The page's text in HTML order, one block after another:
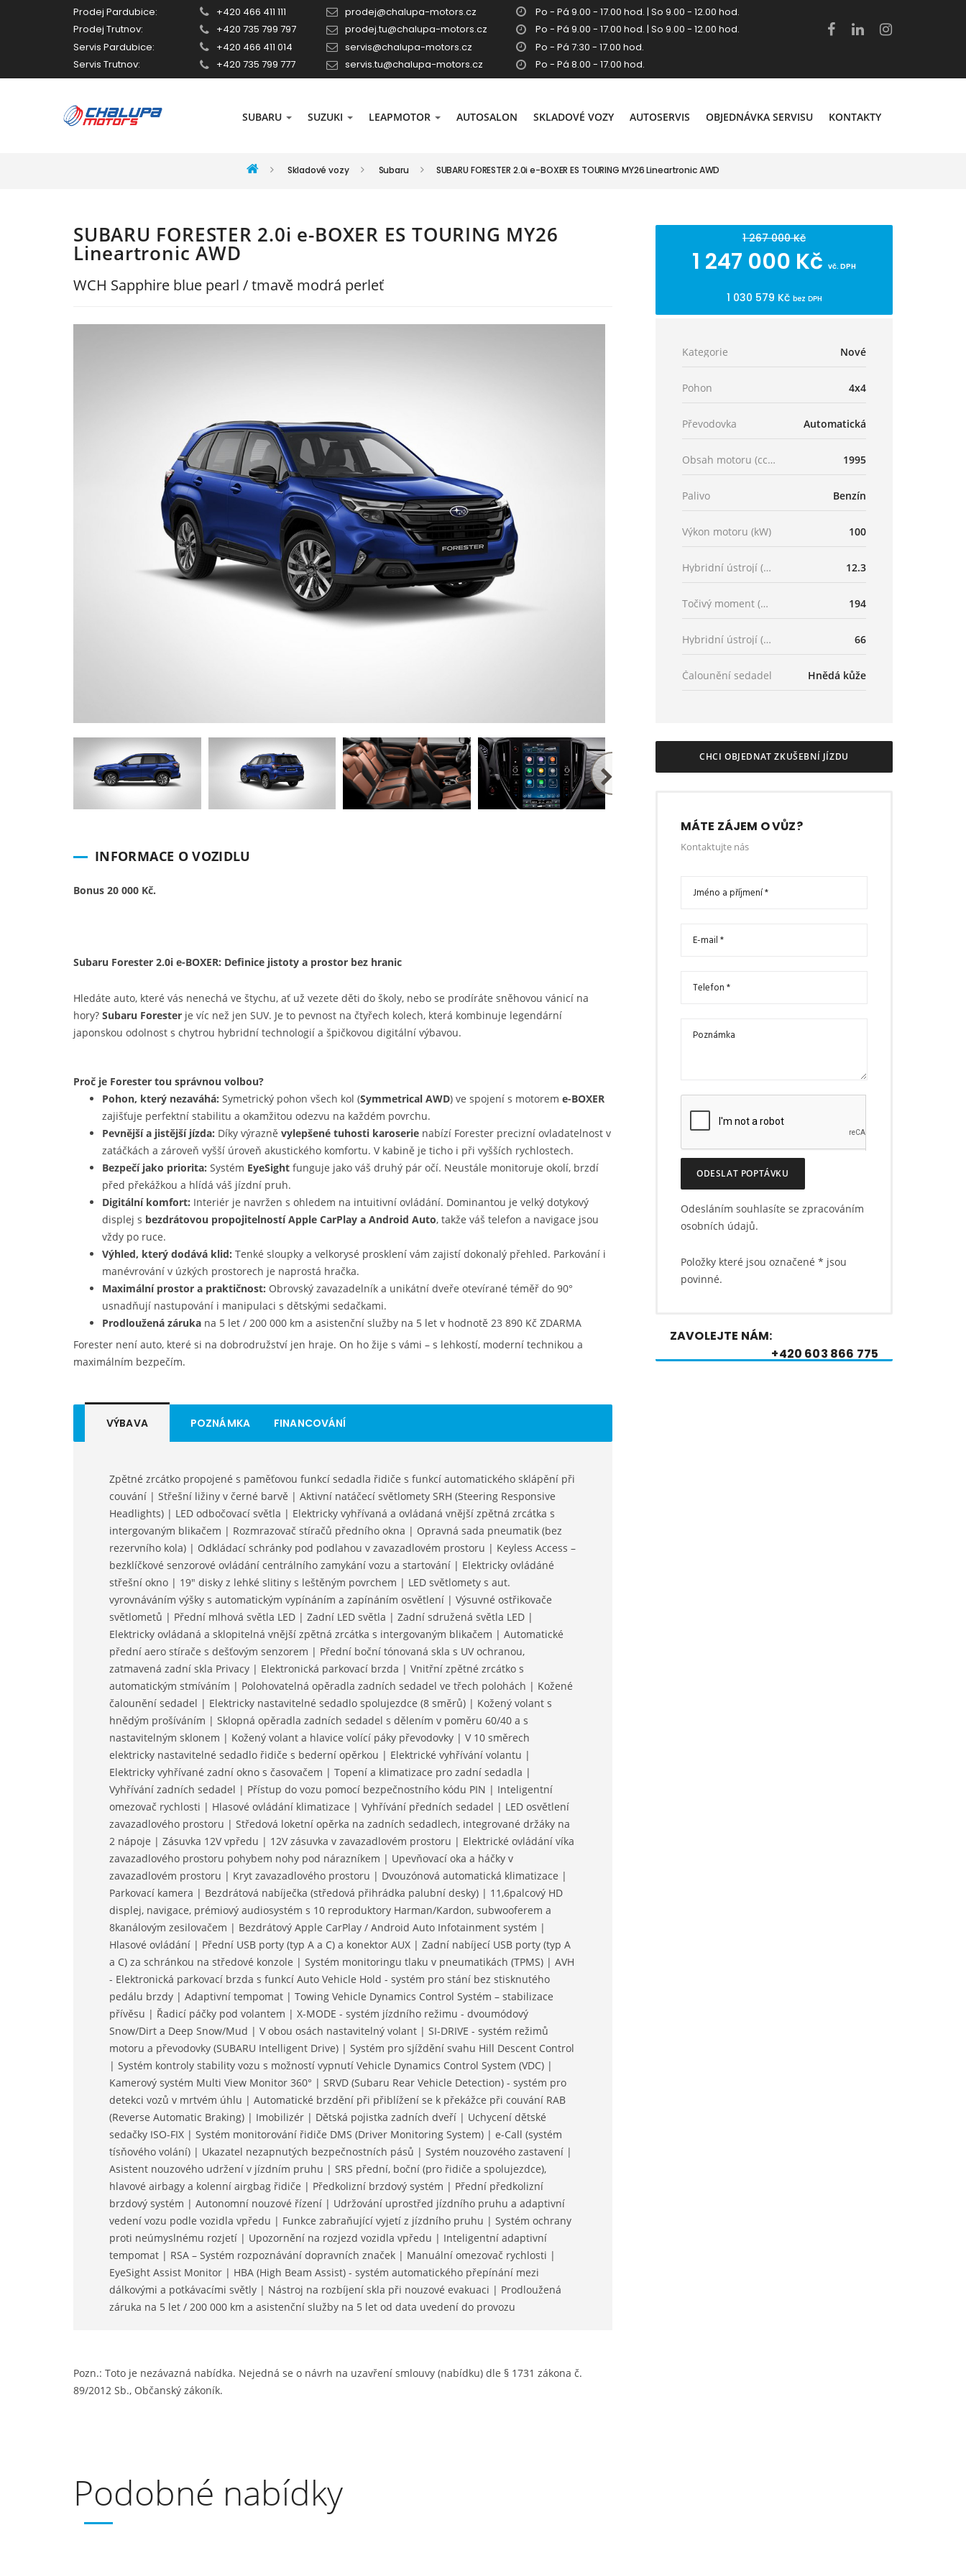
Prodej Pardubice: +420 466 411 111 prodej@chalupa-motors.cz
Po - Pá 9.00 - 17.00 hod. | So 9.00 - 12.00 hod.
Prodej Trutnov:
+420 735 799 797 prodej.tu@chalupa-motors.cz
Po - Pá 9.00 - 17.00 hod. | So 9.00 - 12.00 hod.
Servis Pardubice:
+420 466 411 014 servis@chalupa-motors.cz
Po - Pá 7:30 - 17.00 hod.
Servis Trutnov:
+420 735 799 777 servis.tu@chalupa-motors.cz Po - Pá 8.00 - 17.00 hod.
SUBARU SUZUKI LEAPMOTOR AUTOSALON SKLADOVÉ VOZY AUTOSERVIS OBJEDNÁVKA SERVISU KONTAKTY
Skladové vozy Subaru SUBARU FORESTER 2.0i e-BOXER ES TOURING MY26 Lineartronic AWD
SUBARU FORESTER 2.0i e-BOXER ES TOURING MY26
Lineartronic AWD
WCH Sapphire blue pearl / tmavě modrá perleť
INFORMACE O VOZIDLU
Bonus 20 000 Kč.
Subaru Forester 2.0i e-BOXER: Definice jistoty a prostor bez hranic
Hledáte auto, které vás nenechá ve štychu, ať už vezete děti do školy, nebo se prodíráte sněhovou vánicí na
hory? Subaru Forester je víc než jen SUV. Je to pevnost na čtyřech kolech, která kombinuje legendární
japonskou odolnost s chytrou hybridní technologií a špičkovou digitální výbavou.
Proč je Forester tou správnou volbou?
Pohon, který nezaváhá: Symetrický pohon všech kol (Symmetrical AWD) ve spojení s motorem e-BOXER
zajišťuje perfektní stabilitu a okamžitou odezvu na každém povrchu.
Pevnější a jistější jízda: Díky výrazně vylepšené tuhosti karoserie nabízí Forester precizní ovladatelnost v
zatáčkách a zároveň vyšší úroveň akustického komfortu. V kabině je ticho i při vyšších rychlostech.
Bezpečí jako priorita: Systém EyeSight funguje jako váš druhý pár očí. Neustále monitoruje okolí, brzdí
před překážkou a hlídá váš jízdní pruh.
Digitální komfort: Interiér je navržen s ohledem na intuitivní ovládání. Dominantou je velký dotykový
displej s bezdrátovou propojitelností Apple CarPlay a Android Auto, takže váš telefon a navigace jsou
vždy po ruce.
Výhled, který dodává klid: Tenké sloupky a velkorysé prosklení vám zajistí dokonalý přehled. Parkování i
manévrování v úzkých prostorech je naprostá hračka.
Maximální prostor a praktičnost: Obrovský zavazadelník a unikátní dveře otevírané téměř do 90°
usnadňují nastupování i manipulaci s dětskými sedačkami.
Prodloužená záruka na 5 let / 200 000 km a asistenční služby na 5 let v hodnotě 23 890 Kč ZDARMA
Forester není auto, které si na dobrodružství jen hraje. On ho žije s vámi – s lehkostí, moderní technikou a
maximálním bezpečím.
VÝBAVA POZNÁMKA FINANCOVÁNÍ
Zpětné zrcátko propojené s paměťovou funkcí sedadla řidiče s funkcí automatického sklápění při
couvání | Střešní ližiny v černé barvě | Aktivní natáčecí světlomety SRH (Steering Responsive
Headlights) | LED odbočovací světla | Elektricky vyhřívaná a ovládaná vnější zpětná zrcátka s
intergovaným blikačem | Rozmrazovač stíračů předního okna | Opravná sada pneumatik (bez
rezervního kola) | Odkládací schránky pod podlahou v zavazadlovém prostoru | Keyless Access –
bezklíčkové senzorové ovládání centrálního zamykání vozu a startování | Elektricky ovládáné
střešní okno | 19" disky z lehké slitiny s leštěným povrchem | LED světlomety s aut.
vyrovnáváním výšky s automatickým vypínáním a zapínáním osvětlení | Výsuvné ostřikovače
světlometů | Přední mlhová světla LED | Zadní LED světla | Zadní sdružená světla LED |
Elektricky ovládaná a sklopitelná vnější zpětná zrcátka s intergovaným blikačem | Automatické
přední aero stírače s dešťovým senzorem | Přední boční tónovaná skla s UV ochranou,
zatmavená zadní skla Privacy | Elektronická parkovací brzda | Vnitřní zpětné zrcátko s
automatickým stmíváním | Polohovatelná opěradla zadních sedadel ve třech polohách | Kožené
čalounění sedadel | Elektricky nastavitelné sedadlo spolujezdce (8 směrů) | Kožený volant s
hnědým prošíváním | Sklopná opěradla zadních sedadel s dělením v poměru 60/40 a s
nastavitelným sklonem | Kožený volant a hlavice volící páky převodovky | V 10 směrech
elektricky nastavitelné sedadlo řidiče s bederní opěrkou | Elektrické vyhřívání volantu |
Elektricky vyhřívané zadní okno s časovačem | Topení a klimatizace pro zadní sedadla |
Vyhřívání zadních sedadel | Přístup do vozu pomocí bezpečnostního kódu PIN | Inteligentní
omezovač rychlosti | Hlasové ovládání klimatizace | Vyhřívání předních sedadel | LED osvětlení
zavazadlového prostoru | Středová loketní opěrka na zadních sedadlech, integrované držáky na
2 nápoje | Zásuvka 12V vpředu | 12V zásuvka v zavazadlovém prostoru | Elektrické ovládání víka
zavazadlového prostoru pohybem nohy pod nárazníkem | Upevňovací oka a háčky v
zavazadlovém prostoru | Kryt zavazadlového prostoru | Dvouzónová automatická klimatizace |
Parkovací kamera | Bezdrátová nabíječka (středová přihrádka palubní desky) | 11,6palcový HD
displej, navigace, prémiový audiosystém s 10 reproduktory Harman/Kardon, subwooferem a
8kanálovým zesilovačem | Bezdrátový Apple CarPlay / Android Auto Infotainment systém |
Hlasové ovládání | Přední USB porty (typ A a C) a konektor AUX | Zadní nabíjecí USB porty (typ A
a C) za schránkou na středové konzole | Systém monitoringu tlaku v pneumatikách (TPMS) | AVH
- Elektronická parkovací brzda s funkcí Auto Vehicle Hold - systém pro stání bez stisknutého
pedálu brzdy | Adaptivní tempomat | Towing Vehicle Dynamics Control Systém – stabilizace
přívěsu | Řadicí páčky pod volantem | X-MODE - systém jízdního režimu - dvoumódový
Snow/Dirt a Deep Snow/Mud | V obou osách nastavitelný volant | SI-DRIVE - systém režimů
motoru a převodovky (SUBARU Intelligent Drive) | Systém pro sjíždění svahu Hill Descent Control
| Systém kontroly stability vozu s možností vypnutí Vehicle Dynamics Control System (VDC) |
Kamerový systém Multi View Monitor 360° | SRVD (Subaru Rear Vehicle Detection) - systém pro
detekci vozů v mrtvém úhlu | Automatické brzdění při přiblížení se k překážce při couvání RAB
(Reverse Automatic Braking) | Imobilizér | Dětská pojistka zadních dveří | Uchycení dětské
sedačky ISO-FIX | Systém monitorování řidiče DMS (Driver Monitoring System) | e-Call (systém
tísňového volání) | Ukazatel nezapnutých bezpečnostních pásů | Systém nouzového zastavení |
Asistent nouzového udržení v jízdním pruhu | SRS přední, boční (pro řidiče a spolujezdce),
hlavové airbagy a kolenní airgbag řidiče | Předkolizní brzdový systém | Přední předkolizní
brzdový systém | Autonomní nouzové řízení | Udržování uprostřed jízdního pruhu a adaptivní
vedení vozu podle vozidla vpředu | Funkce zabraňující vyjetí z jízdního pruhu | Systém ochrany
proti neúmyslnému rozjetí | Upozornění na rozjezd vozidla vpředu | Inteligentní adaptivní
tempomat | RSA – Systém rozpoznávání dopravních značek | Manuální omezovač rychlosti |
EyeSight Assist Monitor | HBA (High Beam Assist) - systém automatického přepínání mezi
dálkovými a potkávacími světly | Nástroj na rozbíjení skla při nouzové evakuaci | Prodloužená
záruka na 5 let / 200 000 km a asistenční služby na 5 let od data uvedení do provozu
Pozn.: Toto je nezávazná nabídka. Nejedná se o návrh na uzavření smlouvy (nabídku) dle § 1731 zákona č.
89/2012 Sb., Občanský zákoník.
1 267 000 Kč
1 247 000 Kč vč. DPH
1 030 579 Kč bez DPH
Kategorie Nové
Pohon 4x4
Převodovka Automatická
Obsah motoru (ccm) 1995
Palivo Benzín
Výkon motoru (kW) 100
Hybridní ústrojí (kW) 12.3
Točivý moment (Nm) 194
Hybridní ústrojí (Nm) 66
Čalounění sedadel Hnědá kůže
CHCI OBJEDNAT ZKUŠEBNÍ JÍZDU
MÁTE ZÁJEM O VŮZ?
Kontaktujte nás
ODESLAT POPTÁVKU
Odesláním souhlasíte se zpracováním
osobních údajů.
Položky které jsou označené * jsou
povinné.
ZAVOLEJTE NÁM:
+420 603 866 775
Podobné nabídky